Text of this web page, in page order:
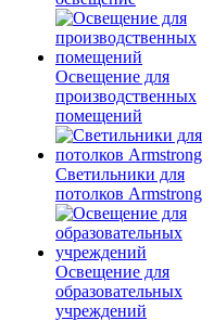
Освещение для
производственных
помещений
Светильники для
потолков Armstrong
Освещение для
образовательных
учреждений